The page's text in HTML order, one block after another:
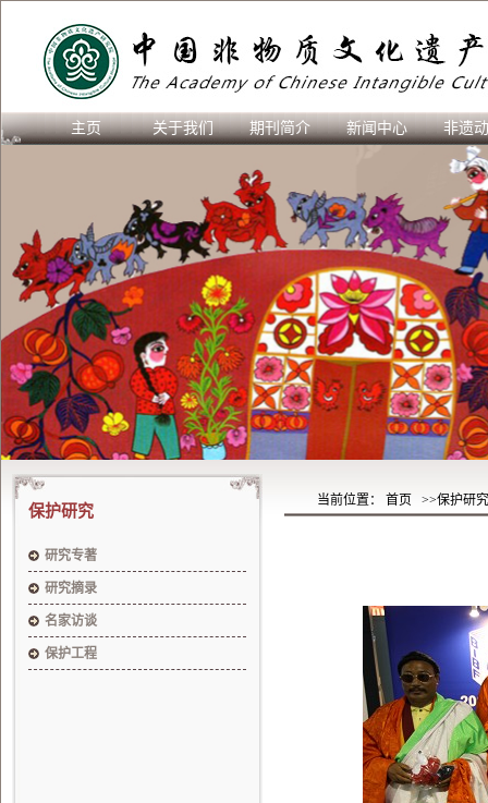
主页 关于我们 期刊简介 新闻中心 非遗
当前位置： 首页 >>保护研究
保护研究
研究专著
研究摘录
名家访谈
保护工程